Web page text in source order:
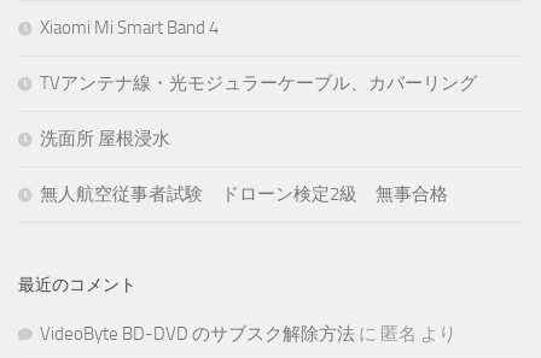
Xiaomi Mi Smart Band 4
TVアンテナ線・光モジュラーケーブル、カバーリング
洗面所 屋根浸水
無人航空従事者試験 ドローン検定2級 無事合格
最近のコメント
VideoByte BD-DVD のサブスク解除方法 に 匿名 より